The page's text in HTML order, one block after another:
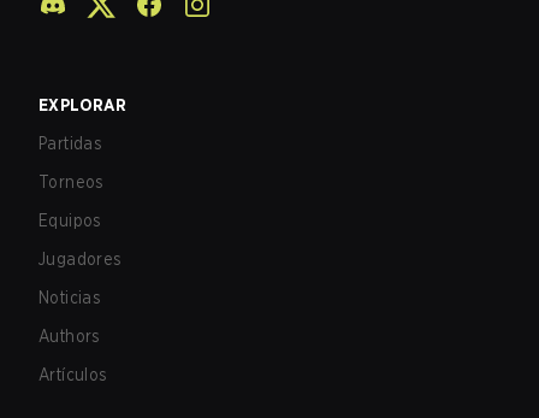
EXPLORAR
Partidas
Torneos
Equipos
Jugadores
Noticias
Authors
Artículos